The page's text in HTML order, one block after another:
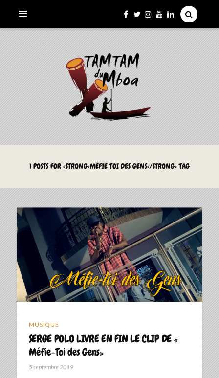
LE TAMTAM DU MBOA
La Culture du Mboa Dévoilée !
1 POSTS FOR <STRONG>MÉFIE TOI DES GENS</STRONG> TAG
MUSIQUE
SERGE POLO LIVRE EN FIN LE CLIP DE «
Méfie-Toi des Gens»
5 septembre 2019